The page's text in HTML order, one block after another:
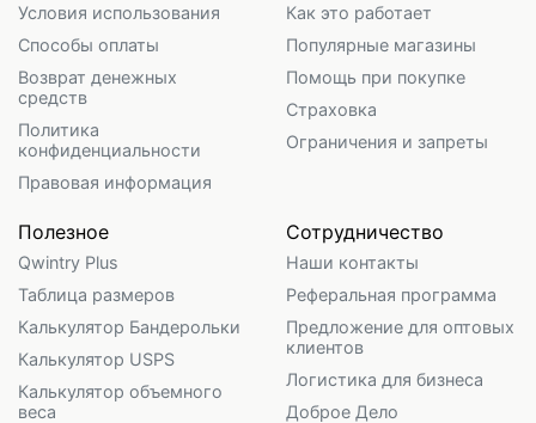
Условия использования
Способы оплаты
Возврат денежных
средств
Политика
конфиденциальности
Правовая информация
Как это работает
Популярные магазины
Помощь при покупке
Страховка
Ограничения и запреты
Полезное
Qwintry Plus
Таблица размеров
Калькулятор Бандерольки
Калькулятор USPS
Калькулятор объемного
веса
Сотрудничество
Наши контакты
Реферальная программа
Предложение для оптовых
клиентов
Логистика для бизнеса
Доброе Дело